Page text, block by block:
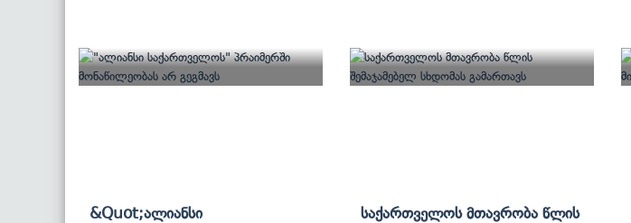
&quot;ალიანსი
Საქართველოს Მთავრობა Წლის